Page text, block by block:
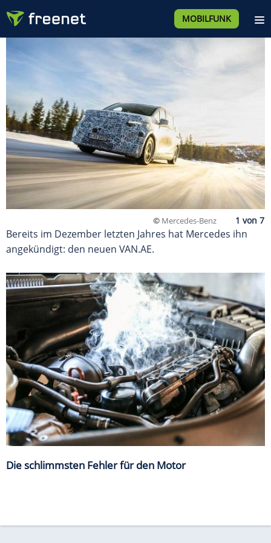
MOBILFUNK
© Mercedes-Benz
Bereits im Dezember letzten Jahres hat Mercedes ihn
angekündigt: den neuen VAN.AE.
Die schlimmsten Fehler für den Motor